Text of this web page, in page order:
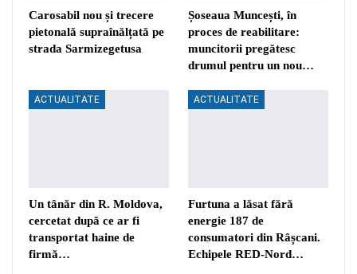
Carosabil nou și trecere
pietonală supraînălțată pe
strada Sarmizegetusa
Șoseaua Muncești, în
proces de reabilitare:
muncitorii pregătesc
drumul pentru un nou…
ACTUALITATE
Un tânăr din R. Moldova,
cercetat după ce ar fi
transportat haine de
firmă…
ACTUALITATE
Furtuna a lăsat fără
energie 187 de
consumatori din Râșcani.
Echipele RED-Nord…